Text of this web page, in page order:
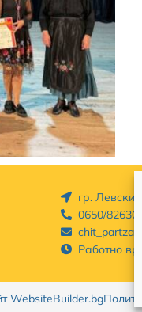
гр. Левски,
0650/82630
Работно
WebsiteBuilder.bg